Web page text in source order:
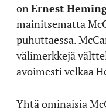
onErnest
mainitsematta
puhuttaessa.
välimerkkejä
avoimesti velkaa
Yhtä ominaisia